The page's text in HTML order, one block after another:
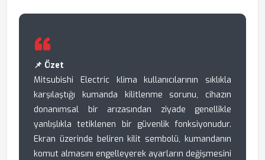
📌 Özet
Mitsubishi Electric klima kullanıcılarının sıklıkla
karşılaştığı kumanda kilitlenme sorunu, cihazın
donanımsal bir arızasından ziyade genellikle
yanlışlıkla tetiklenen bir güvenlik fonksiyonudur.
Ekran üzerinde beliren kilit sembolü, kumandanın
komut almasını engelleyerek ayarların değişmesini